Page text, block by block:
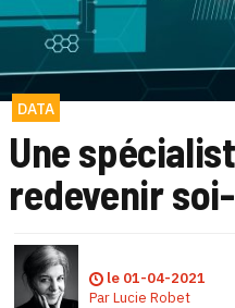
DATA
Une
redevenir
le 01-04-2021
ParLucie Robet